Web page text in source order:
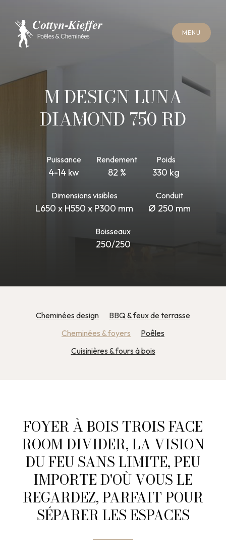
M EN U
MENU
F
R ME R
M DESIGN LUNA
DIAMOND 750 RD
Puissance
4-14 kw
Rendement
82 %
Poids
330 kg
Dimensions visibles
L650 x H550 x P300 mm
Conduit
Ø 250 mm
Boisseaux
250/250
Cheminées design
BBQ & feux de terrasse
Cheminées & foyers
Poêles
Cuisinières & fours à bois
FOYER À BOIS TROIS FACE
ROOM DIVIDER, LA VISION
DU FEU SANS LIMITE, PEU
IMPORTE D'OÙ VOUS LE
REGARDEZ, PARFAIT POUR
SÉPARER LES ESPACES